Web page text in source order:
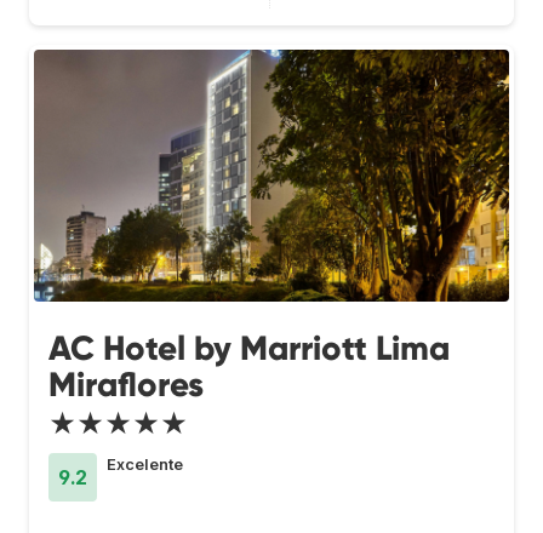
AC Hotel by Marriott Lima
Miraflores
★★★★★
9.2
Excelente